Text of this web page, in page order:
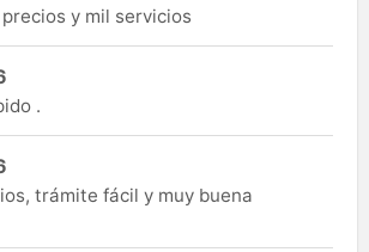
y mil servicios
.
trámite fácil y muy buena